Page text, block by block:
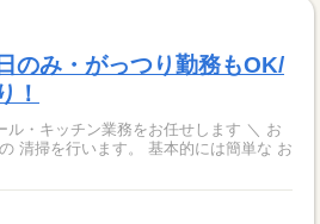
のみ・がっつり勤務もOK/
！
清掃を行います。 基本的には簡単な お